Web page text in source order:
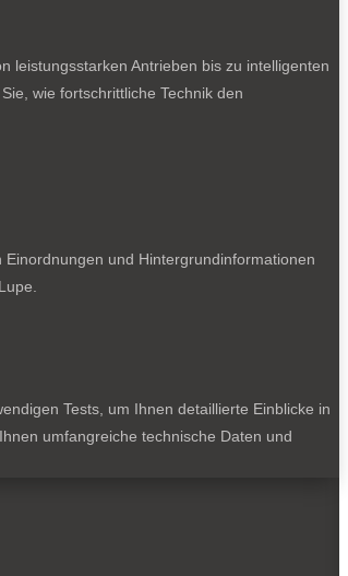
leistungsstarken Antrieben bis zu intelligenten
wie fortschrittliche Technik den
und Hintergrundinformationen
Tests, um Ihnen detaillierte Einblicke in
umfangreiche technische Daten und